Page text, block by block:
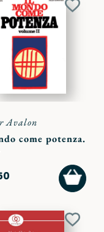
Avalon
come potenza.
AL